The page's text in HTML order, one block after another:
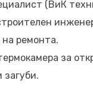
(ВиК
ремонта.
за
загуби.